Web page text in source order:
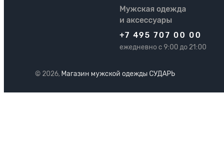
Мужская одежда
и аксессуары
+7 495 707 00 00
ежедневно с 9:00 до 21:00
© 2026, Магазин мужской одежды СУДАРЬ